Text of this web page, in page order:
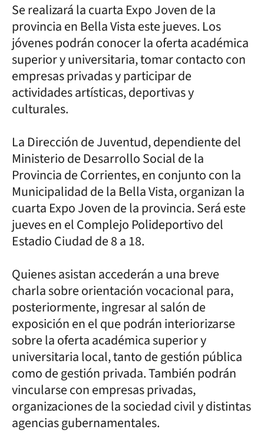
Se realizará la cuarta Expo Joven de la
provincia en Bella Vista este jueves. Los
jóvenes podrán conocer la oferta académica
superior y universitaria, tomar contacto con
empresas privadas y participar de
actividades artísticas, deportivas y
culturales.
La Dirección de Juventud, dependiente del
Ministerio de Desarrollo Social de la
Provincia de Corrientes, en conjunto con la
Municipalidad de la Bella Vista, organizan la
cuarta Expo Joven de la provincia. Será este
jueves en el Complejo Polideportivo del
Estadio Ciudad de 8 a 18.
Quienes asistan accederán a una breve
charla sobre orientación vocacional para,
posteriormente, ingresar al salón de
exposición en el que podrán interiorizarse
sobre la oferta académica superior y
universitaria local, tanto de gestión pública
como de gestión privada. También podrán
vincularse con empresas privadas,
organizaciones de la sociedad civil y distintas
agencias gubernamentales.